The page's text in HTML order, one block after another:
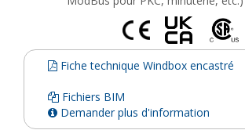
Fiche technique Windbox encastré
Fichiers BIM
Demander plus d'information